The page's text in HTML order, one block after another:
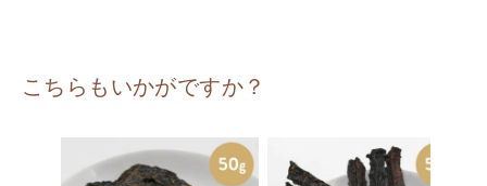
こちらもいかがですか？